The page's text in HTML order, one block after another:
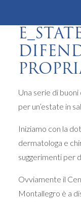
Una serie di
per un’estate in
Iniziamo con la
dermatologa e
suggerimenti per
Ovviamente il
Montallegro è a